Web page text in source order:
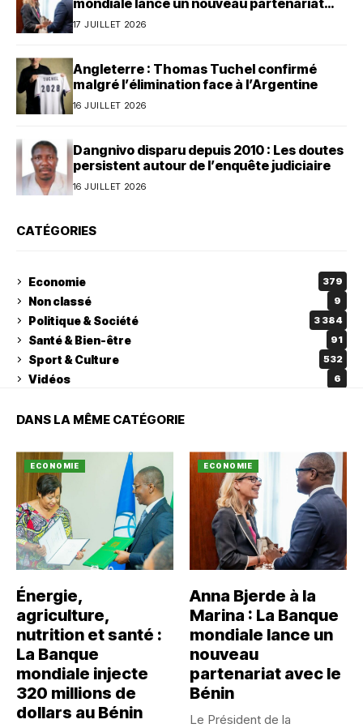
avec le Bénin
17 JUILLET 2026
Angleterre : Thomas Tuchel confirmé
malgré l’élimination face à l’Argentine
16 JUILLET 2026
Dangnivo disparu depuis 2010 : Les doutes
persistent autour de l’enquête judiciaire
16 JUILLET 2026
CATÉGORIES
Economie 379
Non classé 9
Politique & Société 3 384
Santé & Bien-être 91
Sport & Culture 532
Vidéos 6
DANS LA MÊME CATÉGORIE
ECONOMIE
Énergie,
agriculture,
nutrition et santé :
La Banque
mondiale injecte
320 millions de
dollars au Bénin
ECONOMIE
Anna Bjerde à la
Marina : La Banque
mondiale lance un
nouveau
partenariat avec le
Bénin
Le Président de la